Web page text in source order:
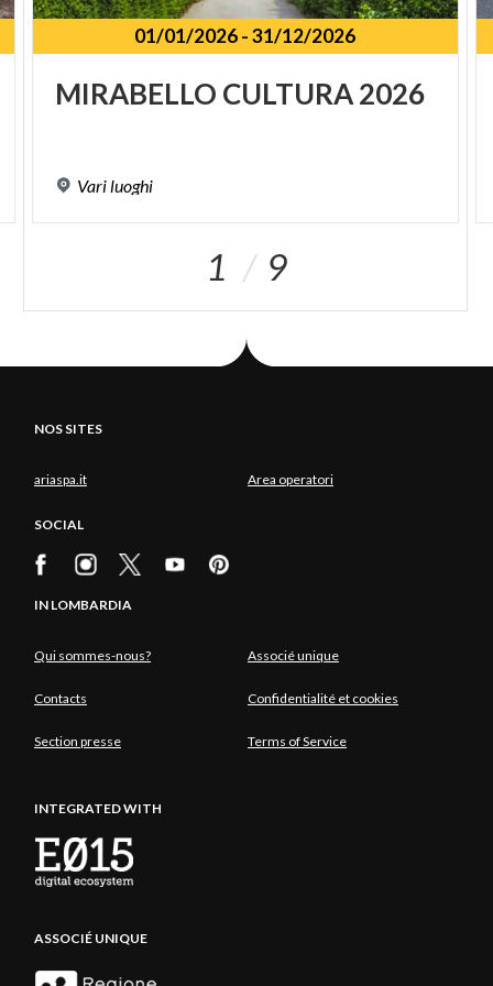
01/01/2026-31/12/2026
MIRABELLO CULTURA2026
Variluoghi
1 9
NOS SITES
ariaspa.it Area operatori
SOCIAL
IN LOMBARDIA
Qui sommes-nous? Associé unique
Contacts Confidentialité et cookies
Section presse Terms of Service
INTEGRATED WITH
ASSOCIÉ UNIQUE